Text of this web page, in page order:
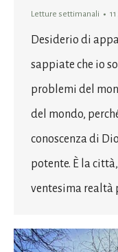
Letture settimanali
Desiderio di
sappiate che io
problemi del
del mondo,
conoscenza di
potente. È la
ventesima realtà